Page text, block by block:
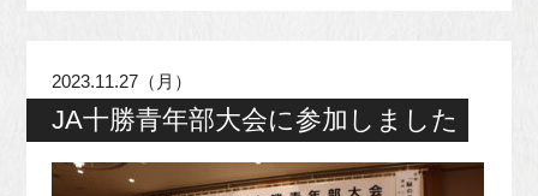
2023.11.27（月）
JA十勝青年部大会に参加しました